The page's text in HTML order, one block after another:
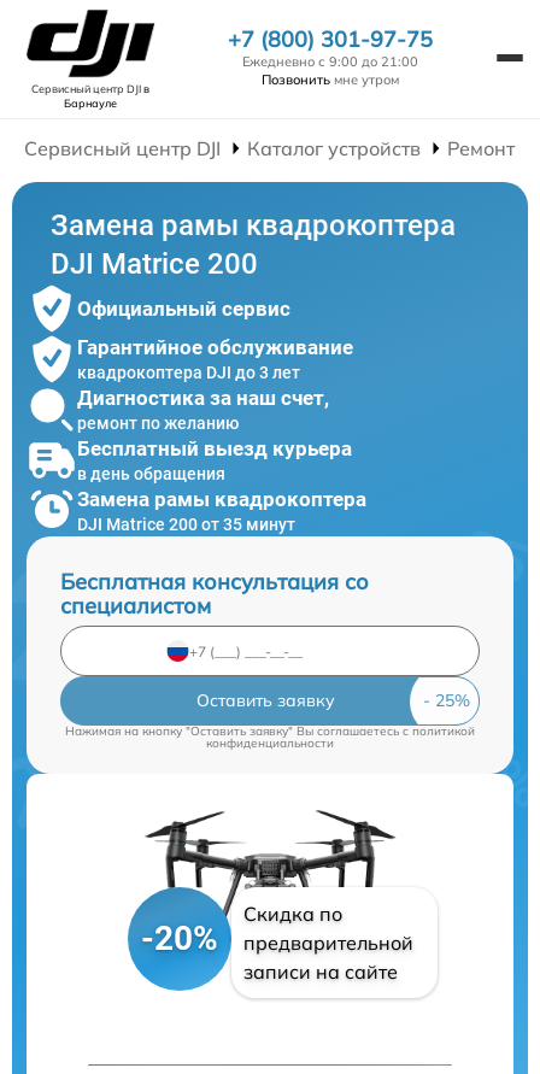
Сервисный центр DJIв
Барнауле
+7 (800) 301-97-75
Ежедневно с 9:00 до 21:00
Позвонить мне утром
Сервисный центр DJI Каталог устройств Ремонт
Замена рамы квадрокоптера
DJI Matrice 200
Официальный сервис
Гарантийное обслуживание
квадрокоптера DJI до 3 лет
Диагностика за наш счет,
ремонт по желанию
Бесплатный выезд курьера
в день обращения
Замена рамы квадрокоптера
DJI Matrice 200 от 35 минут
Бесплатная консультация со
специалистом
Оставить заявку
Нажимая на кнопку "Оставить заявку" Вы соглашаетесь cполитикой
конфиденциальности
-20%
Скидка по
предварительной
записи на сайте